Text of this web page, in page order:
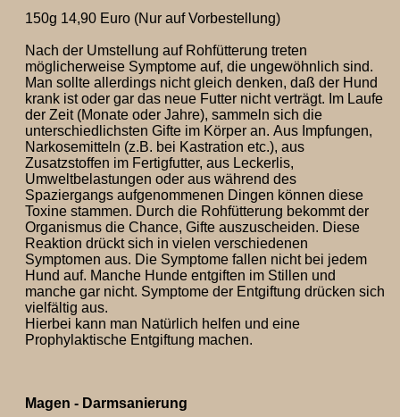
150g 14,90 Euro (Nur auf Vorbestellung)
Nach der Umstellung auf Rohfütterung treten
möglicherweise Symptome auf, die ungewöhnlich sind.
Man sollte allerdings nicht gleich denken, daß der Hund
krank ist oder gar das neue Futter nicht verträgt. Im Laufe
der Zeit (Monate oder Jahre), sammeln sich die
unterschiedlichsten Gifte im Körper an. Aus Impfungen,
Narkosemitteln (z.B. bei Kastration etc.), aus
Zusatzstoffen im Fertigfutter, aus Leckerlis,
Umweltbelastungen oder aus während des
Spaziergangs aufgenommenen Dingen können diese
Toxine stammen. Durch die Rohfütterung bekommt der
Organismus die Chance, Gifte auszuscheiden. Diese
Reaktion drückt sich in vielen verschiedenen
Symptomen aus. Die Symptome fallen nicht bei jedem
Hund auf. Manche Hunde entgiften im Stillen und
manche gar nicht. Symptome der Entgiftung drücken sich
vielfältig aus.
Hierbei kann man Natürlich helfen und eine
Prophylaktische Entgiftung machen.
Magen - Darmsanierung